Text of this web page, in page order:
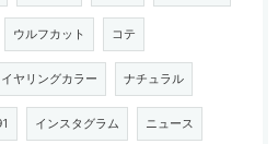
ウルフカット コテ
イヤリングカラー ナチュラル
インスタグラム ニュース